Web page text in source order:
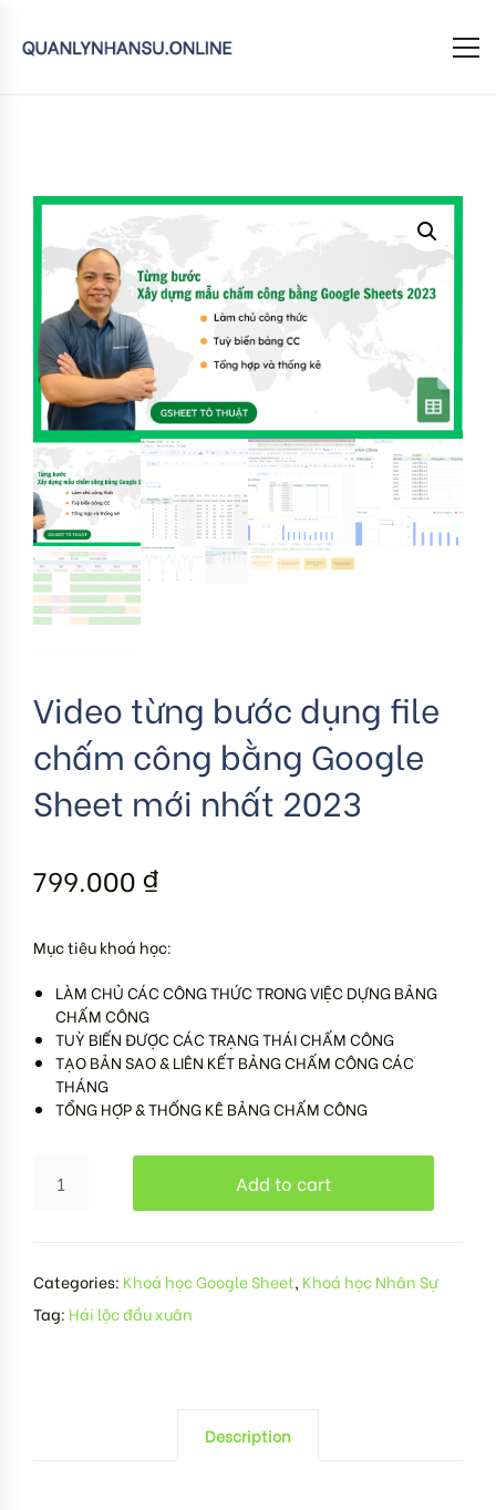
Video từng bước dụng file
chấm công bằng Google
Sheet mới nhất 2023
799.000 ₫
Mục tiêu khoá học:
LÀM CHỦ CÁC CÔNG THỨC TRONG VIỆC DỰNG BẢNG
CHẤM CÔNG
TUỲ BIẾN ĐƯỢC CÁC TRẠNG THÁI CHẤM CÔNG
TẠO BẢN SAO & LIÊN KẾT BẢNG CHẤM CÔNG CÁC
THÁNG
TỔNG HỢP & THỐNG KÊ BẢNG CHẤM CÔNG
Add to cart
Categories: Khoá học Google Sheet, Khoá học Nhân Sự
Tag: Hái lộc đầu xuân
Description